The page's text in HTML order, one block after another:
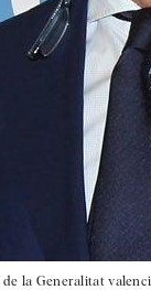
la Generalitat